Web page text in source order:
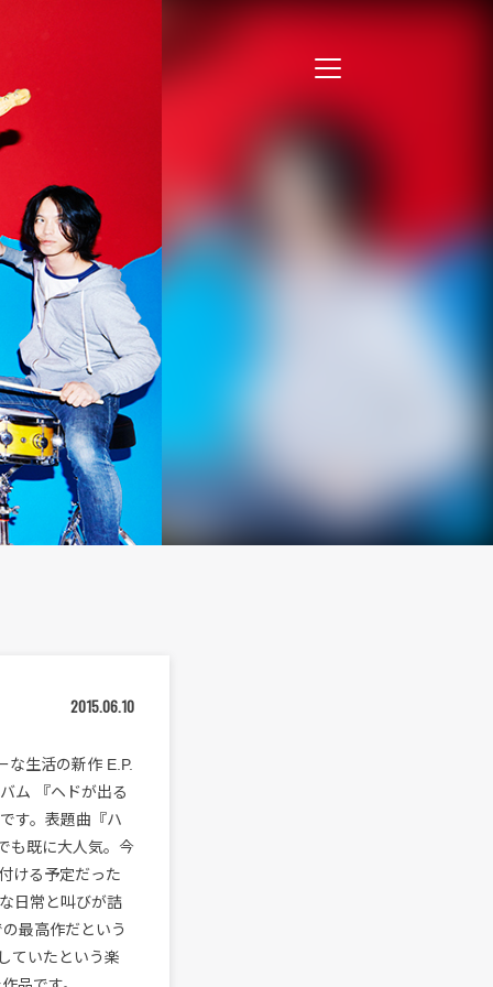
2015.06.10
な生活の新作 E.P.
ム 『ヘドが出る
す。表題曲『ハ
も既に大人気。今
ける予定だった
日常と叫びが詰
最高作だという
ていたという楽